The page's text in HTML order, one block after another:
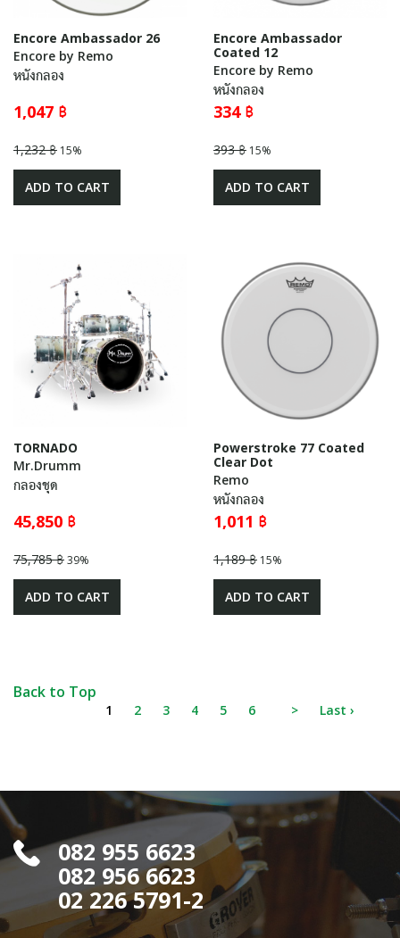
Encore Ambassador 26
Encore by Remo
หนังกลอง
1,047 ฿
1,232 ฿ 15%
ADD TO CART
Encore Ambassador
Coated 12
Encore by Remo
หนังกลอง
334 ฿
393 ฿ 15%
ADD TO CART
TORNADO
Mr.Drumm
กลองชุด
45,850 ฿
75,785 ฿39%
ADD TO CART
Powerstroke 77 Coated
Clear Dot
Remo
หนังกลอง
1,011 ฿
1,189 ฿ 15%
ADD TO CART
Back to Top
1 2 3 4 5 6 > Last ›
082 955 6623
082 956 6623
02 226 5791-2